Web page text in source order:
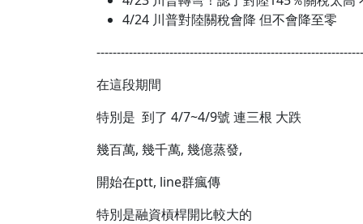
4/24 川普對陸關稅會降 但不會降至零
在這段期間
特別是 到了 4/7~4/9號 連三根 大跌
幾百萬, 幾千萬, 幾億蒸發,
開始在ptt, line群瘋傳
特別是融資槓桿開比較大的